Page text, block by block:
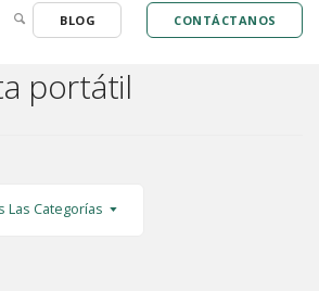
BLOG CONTÁCTANOS
portátil
Las Categorías